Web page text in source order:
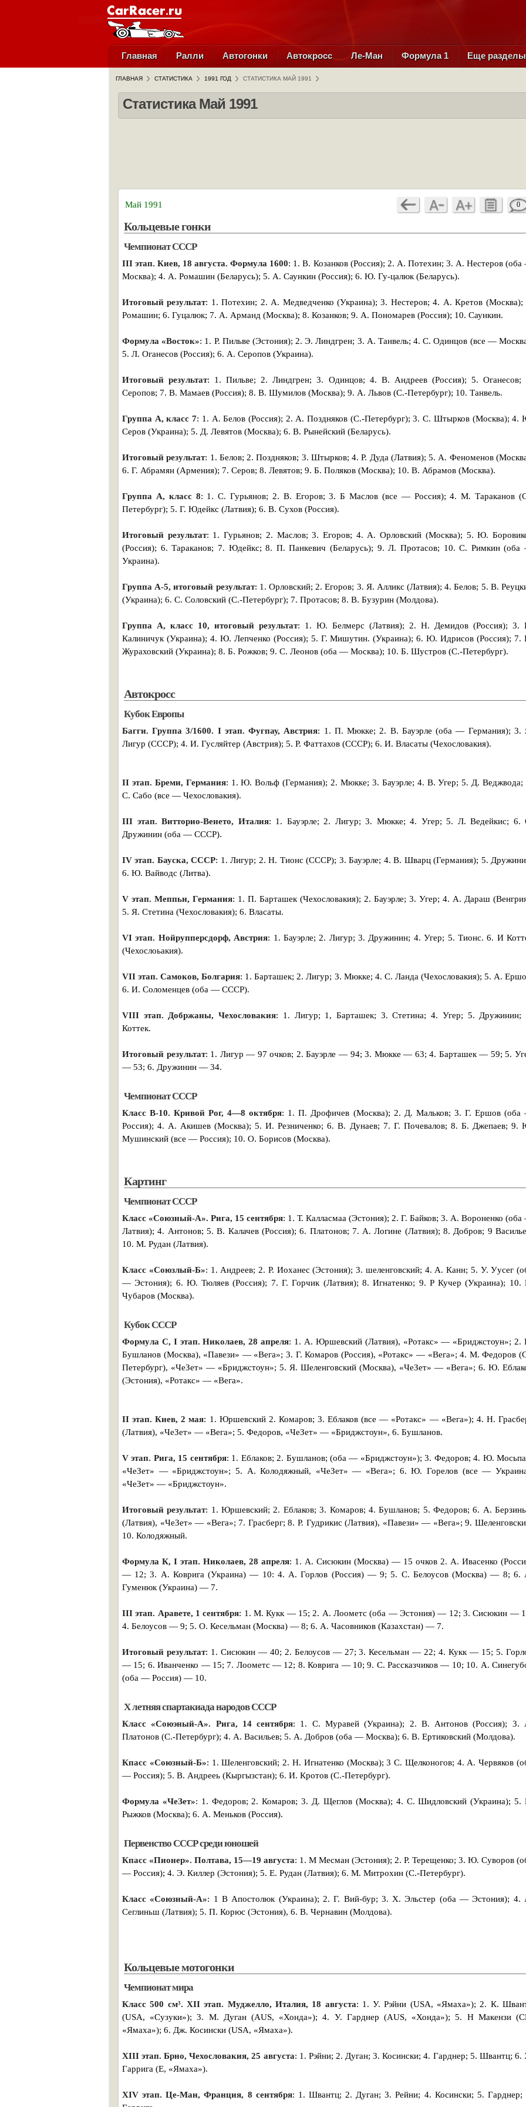
Главная Ралли Автогонки Автокросс Ле-Ман Формула 1 Еще разделы
ГЛАВНАЯ СТАТИСТИКА 1991 ГОД СТАТИСТИКА МАЙ 1991
Статистика Май 1991
Май 1991 0
Кольцевые гонки
Чемпионат СССР
III этап. Киев, 18 августа. Формула 1600: 1. В. Козанков (Россия); 2. А. Потехин; 3. А. Нестеров
Москва); 4. А. Ромашин (Беларусь); 5. А. Саункин (Россия); 6. Ю. Гу-цалюк (Беларусь).
Итоговый результат: 1. Потехин; 2. А. Медведченко (Украина); 3. Нестеров; 4. А. Кретов (Москва);
Ромашин; 6. Гуцалюк; 7. А. Арманд (Москва); 8. Козанков; 9. А. Пономарев (Россия); 10. Саункин.
Формула «Восток»: 1. Р. Пильве (Эстония); 2. Э. Линдгрен; 3. А. Танвель; 4. С. Одинцов (все —
5. Л. Оганесов (Россия); 6. А. Серопов (Украина).
Итоговый результат: 1. Пильве; 2. Линдгрен; 3. Одинцов; 4. В. Андреев (Россия); 5. Оганесов;
Серопов; 7. В. Мамаев (Россия); 8. В. Шумилов (Москва); 9. А. Львов (С.-Петербург); 10. Танвель.
Группа А, класс 7: 1. А. Белов (Россия); 2. А. Поздняков (С.-Петербург); 3. С. Штырков (Москва); 4.
Серов (Украина); 5. Д. Левятов (Москва); 6. В. Рынейский (Беларусь).
Итоговый результат: 1. Белов; 2. Поздняков; 3. Штырков; 4. Р. Дуда (Латвия); 5. А. Феноменов
6. Г. Абрамян (Армения); 7. Серов; 8. Левятов; 9. Б. Поляков (Москва); 10. В. Абрамов (Москва).
Группа А, класс 8: 1. С. Гурьянов; 2. В. Егоров; 3. Б Маслов (все — Россия); 4. М. Тараканов
Петербург); 5. Г. Юдейкс (Латвия); 6. В. Сухов (Россия).
Итоговый результат: 1. Гурьянов; 2. Маслов; 3. Егоров; 4. А. Орловский (Москва); 5. Ю.
(Россия); 6. Тараканов; 7. Юдейкс; 8. П. Панкевич (Беларусь); 9. Л. Протасов; 10. С. Римкин
Украина).
Группа А-5, итоговый результат: 1. Орловский; 2. Егоров; 3. Я. Алликс (Латвия); 4. Белов; 5. В.
(Украина); 6. С. Соловский (С.-Петербург); 7. Протасов; 8. В. Бузурин (Молдова).
Группа А, класс 10, итоговый результат: 1. Ю. Белмерс (Латвия); 2. Н. Демидов (Россия); 3.
Калиничук (Украина); 4. Ю. Лепченко (Россия); 5. Г. Мишутин. (Украина); 6. Ю. Идрисов (Россия); 7.
Жураховский (Украина); 8. Б. Рожков; 9. С. Леонов (оба — Москва); 10. Б. Шустров (С.-Петербург).
Автокросс
Кубок Европы
Багги. Группа 3/1600. I этап. Фугпау, Австрия: 1. П. Мюкке; 2. В. Бауэрле (оба — Германия); 3.
Лигур (СССР); 4. И. Гусляйтер (Австрия); 5. Р. Фаттахов (СССР); 6. И. Власаты (Чехословакия).
II этап. Бреми, Германия: 1. Ю. Вольф (Германия); 2. Мюкке; 3. Бауэрле; 4. В. Угер; 5. Д. Веджвода;
С. Сабо (все — Чехословакия).
III этап. Витторио-Венето, Италия: 1. Бауэрле; 2. Лигур; 3. Мюкке; 4. Угер; 5. Л. Ведейкис; 6.
Дружинин (оба — СССР).
IV этап. Бауска, СССР: 1. Лигур; 2. Н. Тионс (СССР); 3. Бауэрле; 4. В. Шварц (Германия); 5.
6. Ю. Вайводс (Литва).
V этап. Меппьн, Германия: 1. П. Барташек (Чехословакия); 2. Бауэрле; 3. Угер; 4. А. Дараш
5. Я. Стетина (Чехословакия); 6. Власаты.
VI этап. Нойрупперсдорф, Австрия: 1. Бауэрле; 2. Лигур; 3. Дружинин; 4. Угер; 5. Тионс. 6. И
(Чехослоьакия).
VII этап. Самоков, Болгария: 1. Барташек; 2. Лигур; 3. Мюкке; 4. С. Ланда (Чехословакия); 5. А.
6. И. Соломенцев (оба — СССР).
VIII этап. Добржаны, Чехословакия: 1. Лигур; 1, Барташек; 3. Стетина; 4. Угер; 5. Дружинин;
Коттек.
Итоговый результат: 1. Лигур — 97 очков; 2. Бауэрле — 94; 3. Мюкке — 63; 4. Барташек — 59; 5.
— 53; 6. Дружинин — 34.
Чемпионат СССР
Класс В-10. Кривой Рог, 4—8 октября: 1. П. Дрофичев (Москва); 2. Д. Мальков; 3. Г. Ершов
Россия); 4. А. Акишев (Москва); 5. И. Резниченко; 6. В. Дунаев; 7. Г. Почевалов; 8. Б. Джепаев; 9.
Мушинский (все — Россия); 10. О. Борисов (Москва).
Картинг
Чемпионат СССР
Класс «Союзный-А». Рига, 15 сентября: 1. Т. Калласмаа (Эстония); 2. Г. Байков; 3. А. Вороненко
Латвия); 4. Антонов; 5. В. Калачев (Россия); 6. Платонов; 7. А. Логине (Латвия); 8. Добров; 9
10. М. Рудан (Латвия).
Класс «Союзлый-Б»: 1. Андреев; 2. Р. Иоханес (Эстония); 3. шеленговский; 4. А. Канн; 5. У. Уусег
— Эстония); 6. Ю. Тюляев (Россия); 7. Г. Горчик (Латвия); 8. Игнатенко; 9. Р Кучер (Украина); 10.
Чубаров (Москва).
Кубок СССР
Формула С, I этап. Николаев, 28 апреля: 1. А. Юршевский (Латвия), «Ротакс» — «Бриджстоун»; 2.
Бушланов (Москва), «Павези» — «Вега»; 3. Г. Комаров (Россия), «Ротакс» — «Вега»; 4. М. Федоров
Петербург), «ЧеЗет» — «Бриджстоун»; 5. Я. Шеленговский (Москва), «ЧеЗет» — «Вега»; 6. Ю.
(Эстония), «Ротакс» — «Вега».
II этап. Киев, 2 мая: 1. Юршевский 2. Комаров; 3. Еблаков (все — «Ротакс» — «Вега»); 4. Н.
(Латвия), «ЧеЗет» — «Вега»; 5. Федоров, «ЧеЗет» — «Бриджстоун», 6. Бушланов.
V этап. Рига, 15 сентября: 1. Еблаков; 2. Бушланов; (оба — «Бриджстоун»); 3. Федоров; 4. Ю.
«ЧеЗет» — «Бриджстоун»; 5. А. Колодяжный, «ЧеЗет» — «Вега»; 6. Ю. Горелов (все —
«ЧеЗет» — «Бриджстоун».
Итоговый результат: 1. Юршевский; 2. Еблаков; 3. Комаров; 4. Бушланов; 5. Федоров; 6. А.
(Латвия), «ЧеЗет» — «Вега»; 7. Грасберг; 8. Р. Гудрикис (Латвия), «Павези» — «Вега»; 9.
10. Колодяжный.
Формула К, I этап. Николаев, 28 апреля: 1. А. Сисюкин (Москва) — 15 очков 2. А. Ивасенко
— 12; 3. А. Коврига (Украина) — 10: 4. А. Горлов (Россия) — 9; 5. С. Белоусов (Москва) — 8; 6.
Гуменюк (Украина) — 7.
III этап. Аравете, 1 сентября: 1. М. Кукк — 15; 2. А. Лоометс (оба — Эстония) — 12; 3. Сисюкин —
4. Белоусов — 9; 5. О. Кесельман (Москва) — 8; 6. А. Часовников (Казахстан) — 7.
Итоговый результат: 1. Сисюкин — 40; 2. Белоусов — 27; 3. Кесельман — 22; 4. Кукк — 15; 5.
— 15; 6. Иванченко — 15; 7. Лоометс — 12; 8. Коврига — 10; 9. С. Рассказчиков — 10; 10. А.
(оба — Россия) — 10.
X летняя спартакиада народов СССР
Класс «Союэный-А». Рига, 14 сентября: 1. С. Муравей (Украина); 2. В. Антонов (Россия); 3.
Платонов (С.-Петербург); 4. А. Васильев; 5. А. Добров (оба — Москва); 6. В. Ертиковский (Молдова).
Кпасс «Союзный-Б»: 1. Шеленговский; 2. Н. Игнатенко (Москва); 3 С. Щелконогов; 4. А. Червяков
— Россия); 5. В. Андрееь (Кыргызстан); 6. И. Кротов (С.-Петербург).
Формула «ЧеЗет»: 1. Федоров; 2. Комаров; 3. Д. Щеглов (Москва); 4. С. Шидловский (Украина); 5.
Рыжков (Москва); 6. А. Меньков (Россия).
Первенство СССР среди юношей
Кпасс «Пионер». Полтава, 15—19 августа: 1. М Месман (Эстония); 2. Р. Терещенко; 3. Ю. Суворов
— Россия); 4. Э. Киллер (Эстония); 5. Е. Рудан (Латвия); 6. М. Митрохин (С.-Петербург).
Класс «Союзный-А»: 1 В Апостолюк (Украина); 2. Г. Вий-бур; 3. X. Эльстер (оба — Эстония); 4.
Сеглиньш (Латвия); 5. П. Корюс (Эстония), 6. В. Чернавин (Молдова).
Кольцевые мотогонки
Чемпионат мира
Класс 500 см³. XII этап. Муджелло, Италия, 18 августа: 1. У. Рэйни (USA, «Ямаха»); 2. К.
(USA, «Сузуки»); 3. М. Дуган (AUS, «Хонда»); 4. У. Гарднер (AUS, «Хонда»); 5. Н Макензи
«Ямаха»); 6. Дж. Косински (USA, «Ямаха»).
XIII этап. Брно, Чехословакия, 25 августа: 1. Рэйни; 2. Дуган; 3. Косински; 4. Гарднер; 5. Швантц; 6.
Гаррига (E, «Ямаха»).
XIV этап. Це-Ман, Франция, 8 сентября: 1. Швантц; 2. Дуган; 3. Рейни; 4. Косински; 5. Гарднер;